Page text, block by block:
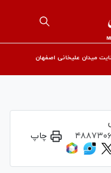
میدان علیخانی اصفهان
۴۸۸۷۳۰۶ چاپ